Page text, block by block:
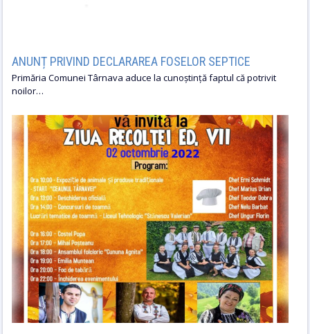
ANUNȚ PRIVIND DECLARAREA FOSELOR SEPTICE
Primăria Comunei Târnava aduce la cunoștință faptul că potrivit
noilor…